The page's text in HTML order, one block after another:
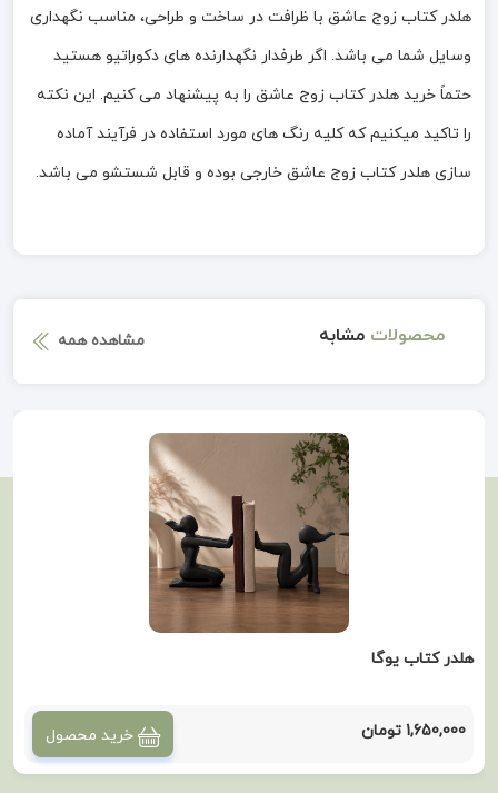
هلدر کتاب زوج عاشق با ظرافت در ساخت و طراحی، مناسب نگهداری
وسایل شما می باشد. اگر طرفدار نگهدارنده های دکوراتیو هستید
حتماً خرید هلدر کتاب زوج عاشق را به پیشنهاد می کنیم. این نکته
را تاکید میکنیم که کلیه رنگ های مورد استفاده در فرآیند آماده
سازی هلدر کتاب زوج عاشق خارجی بوده و قابل شستشو می باشد.
محصولات مشابه مشاهده همه
هلدر کتاب یوگا
1,650,000 تومان خرید محصول